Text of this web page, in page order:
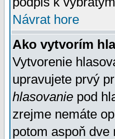
Návrat hore
Ako vytvorím
Vytvorenie
upravujete prvý
hlasovanie pod
zrejme nemáte
potom aspoň